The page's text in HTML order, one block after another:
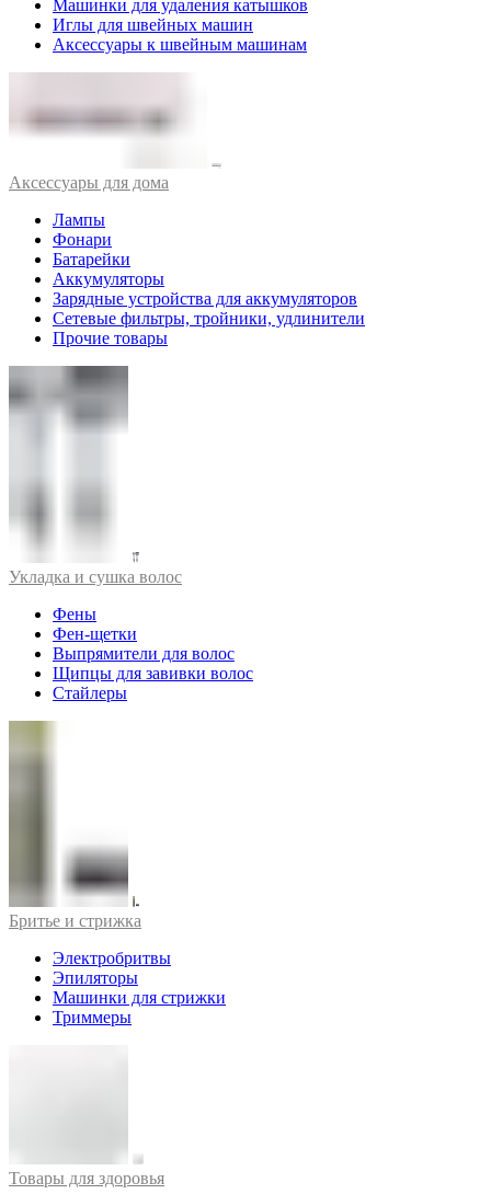
Машинки для удаления катышков
Иглы для швейных машин
Аксессуары к швейным машинам
Аксессуары для дома
Лампы
Фонари
Батарейки
Аккумуляторы
Зарядные устройства для аккумуляторов
Сетевые фильтры, тройники, удлинители
Прочие товары
Укладка и сушка волос
Фены
Фен-щетки
Выпрямители для волос
Щипцы для завивки волос
Стайлеры
Бритье и стрижка
Электробритвы
Эпиляторы
Машинки для стрижки
Триммеры
Товары для здоровья